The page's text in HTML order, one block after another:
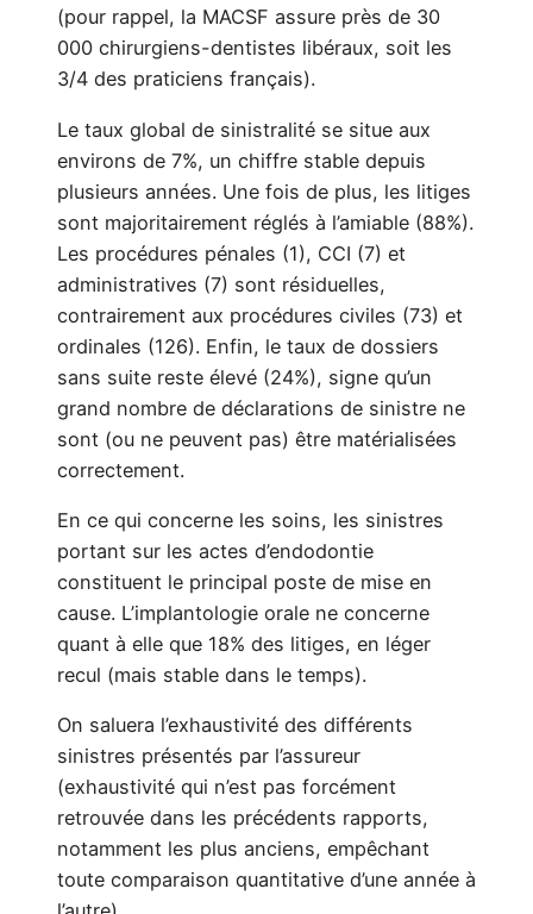
(pour rappel, la MACSF assure près de 30
000 chirurgiens-dentistes libéraux, soit les
3/4 des praticiens français).
Le taux global de sinistralité se situe aux
environs de 7%, un chiffre stable depuis
plusieurs années. Une fois de plus, les litiges
sont majoritairement réglés à l’amiable (88%).
Les procédures pénales (1), CCI (7) et
administratives (7) sont résiduelles,
contrairement aux procédures civiles (73) et
ordinales (126). Enfin, le taux de dossiers
sans suite reste élevé (24%), signe qu’un
grand nombre de déclarations de sinistre ne
sont (ou ne peuvent pas) être matérialisées
correctement.
En ce qui concerne les soins, les sinistres
portant sur les actes d’endodontie
constituent le principal poste de mise en
cause. L’implantologie orale ne concerne
quant à elle que 18% des litiges, en léger
recul (mais stable dans le temps).
On saluera l’exhaustivité des différents
sinistres présentés par l’assureur
(exhaustivité qui n’est pas forcément
retrouvée dans les précédents rapports,
notamment les plus anciens, empêchant
toute comparaison quantitative d’une année à